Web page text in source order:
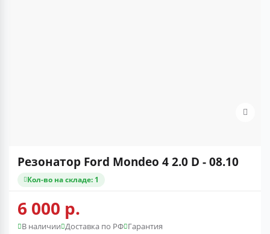
Резонатор Ford Mondeo 4 2.0 D - 08.10
Кол-во на складе: 1
6 000 р.
В наличии Доставка по РФ Гарантия